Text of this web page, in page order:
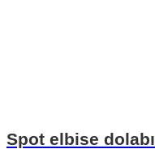
Spot elbise dolabı